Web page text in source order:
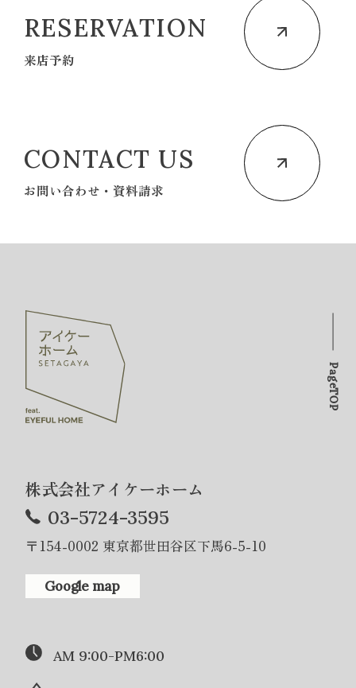
RESERVATION
来店予約
CONTACT US
お問い合わせ・資料請求
株式会社アイケーホーム
03-5724-3595
〒154-0002 東京都世田谷区下馬6-5-10
Google map
AM 9:00-PM6:00
PageTOP